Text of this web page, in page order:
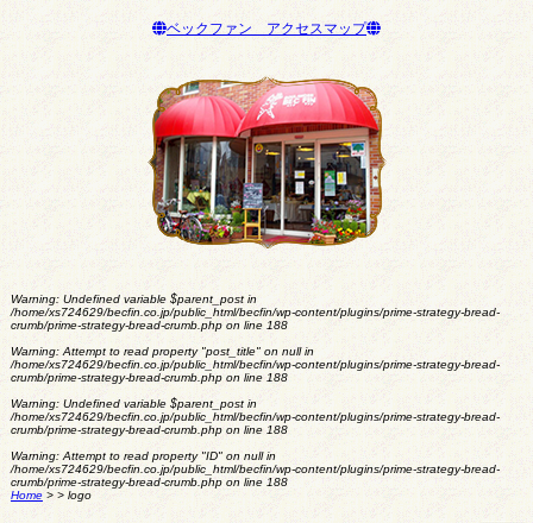
ベックファン アクセスマップ
Warning: Undefined variable $parent_post in
/home/xs724629/becfin.co.jp/public_html/becfin/wp-content/plugins/prime-strategy-bread-
crumb/prime-strategy-bread-crumb.phpon line 188
Warning: Attempt to read property "post_title" on null in
/home/xs724629/becfin.co.jp/public_html/becfin/wp-content/plugins/prime-strategy-bread-
crumb/prime-strategy-bread-crumb.phpon line 188
Warning: Undefined variable $parent_post in
/home/xs724629/becfin.co.jp/public_html/becfin/wp-content/plugins/prime-strategy-bread-
crumb/prime-strategy-bread-crumb.phpon line 188
Warning: Attempt to read property "ID" on null in
/home/xs724629/becfin.co.jp/public_html/becfin/wp-content/plugins/prime-strategy-bread-
crumb/prime-strategy-bread-crumb.phpon line 188
Home> > logo